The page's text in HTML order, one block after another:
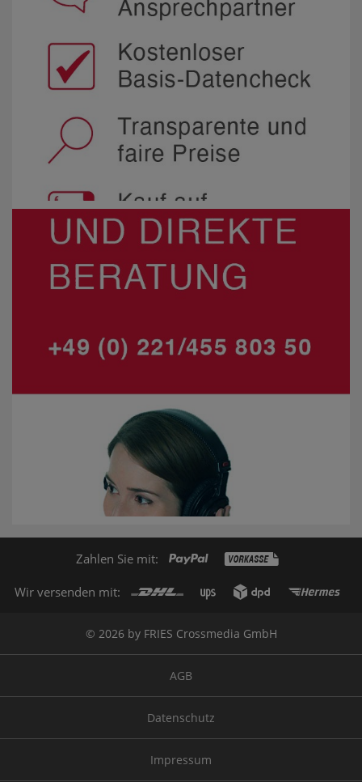
bürgen wir!
Profitieren Sie davon, dass wir gemeinsam nachhaltig
wirksame Marketinglösungen erarbeiten und
umsetzen, die Ihr Unternehmen weiterbringen.
Gerne berät Sie unser print.cologne -Team
unverbindlich – sprechen Sie uns einfach an!
Zahlen Sie mit:
Wir versenden mit:
© 2026 by FRIES Crossmedia GmbH
AGB
Datenschutz
Impressum